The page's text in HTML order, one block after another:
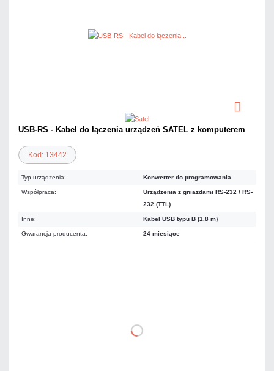
USB-RS - Kabel do łączenia urządzeń SATEL z komputerem
Kod: 13442
Typ urządzenia: Konwerter do programowania
Współpraca:
Urządzenia z gniazdami RS-232 / RS-
232 (TTL)
Inne: Kabel USB typu B (1.8 m)
Gwarancja producenta: 24 miesiące
DO KOSZYKA